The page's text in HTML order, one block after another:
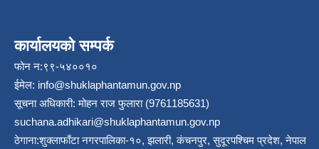
कार्यालयको सम्पर्क
फोन न:९९-५४००१०
ईमेल: info@shuklaphantamun.gov.np
सूचना अधिकारी: मोहन राज फुलारा (9761185631)
suchana.adhikari@shuklaphantamun.gov.np
ठेगाना:शुक्लाफाँटा नगरपालिका-१०, झलारी, कंचनपुर, सुदूरपश्चिम प्रदेश, नेपाल